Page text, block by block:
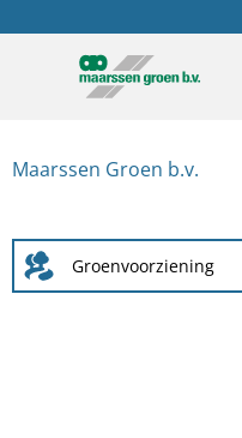
Maarssen Groen b.v.
Groenvoorziening